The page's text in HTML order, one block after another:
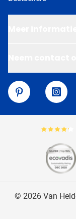
Van Helden
Pinterest
© 2026 Van